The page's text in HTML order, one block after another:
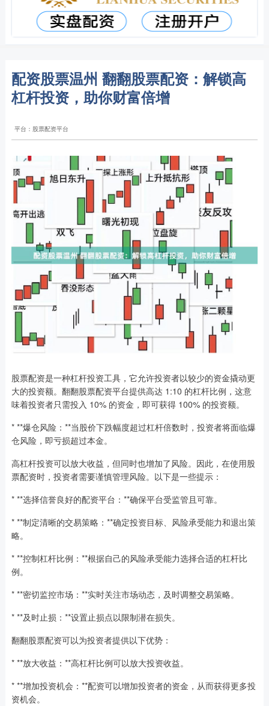
配资股票温州 翻翻股票配资：解锁高
杠杆投资，助你财富倍增
平台：股票配资平台
股票配资是一种杠杆投资工具，它允许投资者以较少的资金撬动更
大的投资额。翻翻股票配资平台提供高达 1:10 的杠杆比例，这意
味着投资者只需投入 10% 的资金，即可获得 100% 的投资额。
* **爆仓风险：**当股价下跌幅度超过杠杆倍数时，投资者将面临爆
仓风险，即亏损超过本金。
高杠杆投资可以放大收益，但同时也增加了风险。因此，在使用股
票配资时，投资者需要谨慎管理风险。以下是一些提示：
* **选择信誉良好的配资平台：**确保平台受监管且可靠。
* **制定清晰的交易策略：**确定投资目标、风险承受能力和退出策
略。
* **控制杠杆比例：**根据自己的风险承受能力选择合适的杠杆比
例。
* **密切监控市场：**实时关注市场动态，及时调整交易策略。
* **及时止损：**设置止损点以限制潜在损失。
翻翻股票配资可以为投资者提供以下优势：
* **放大收益：**高杠杆比例可以放大投资收益。
* **增加投资机会：**配资可以增加投资者的资金，从而获得更多投
资机会。